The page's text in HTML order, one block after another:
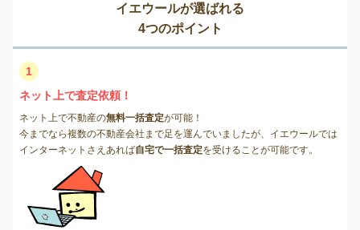
イエウールが選ばれる
4つのポイント
1
ネット上で査定依頼！
ネット上で不動産の無料一括査定が可能！
今までなら複数の不動産会社まで足を運んでいましたが、イエウールでは
インターネットさえあれば自宅で一括査定を受けることが可能です。